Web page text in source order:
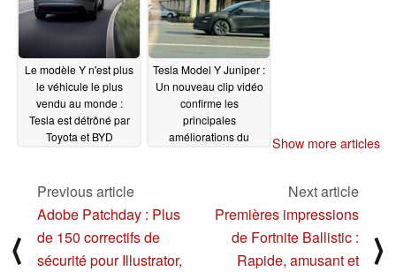
12/14/2024
Le modèle Y n'est plus
le véhicule le plus
vendu au monde :
Tesla est détrôné par
Toyota et BYD
Tesla Model Y Juniper :
Un nouveau clip vidéo
confirme les
principales
améliorations du
Show more articles
⟨
Previous article
Adobe Patchday : Plus
de 150 correctifs de
sécurité pour Illustrator,
Next article
Premières impressions
de Fortnite Ballistic :
Rapide, amusant et
⟩